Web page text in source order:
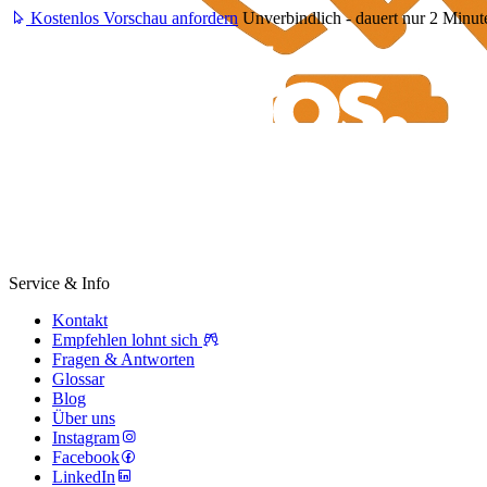
Kostenlos Vorschau anfordern Unverbindlich - dauert nur 2
Service & Info
Kontakt
Empfehlen lohnt sich
Fragen & Antworten
Glossar
Blog
Über uns
Instagram
Facebook
LinkedIn